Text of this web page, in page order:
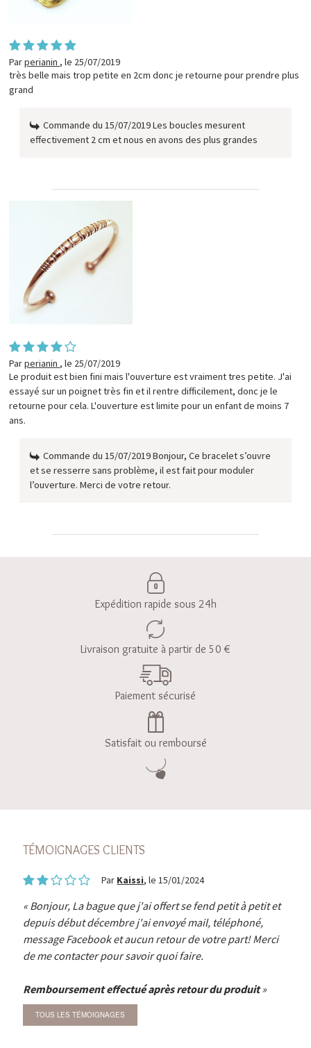
Parperianin ,le 25/07/2019
très belle mais trop petite en 2cm donc je retourne pour prendre plus
grand
Commande du 15/07/2019 Les boucles mesurent
effectivement 2 cm et nous en avons des plus grandes
Parperianin ,le 25/07/2019
Le produit est bien fini mais l'ouverture est vraiment tres petite. J'ai
essayé sur un poignet très fin et il rentre difficilement, donc je le
retourne pour cela. L'ouverture est limite pour un enfant de moins 7
ans.
Commande du 15/07/2019 Bonjour, Ce bracelet s’ouvre
et se resserre sans problème, il est fait pour moduler
l’ouverture. Merci de votre retour.
Expédition rapide sous 24h
Livraison gratuite à partir de 50 €
Paiement sécurisé
Satisfait ou remboursé
TÉMOIGNAGES CLIENTS
Par Kaissi, le 15/01/2024
Bonjour, La bague que j'ai offert se fend petit à petit et
depuis début décembre j'ai envoyé mail, téléphoné,
message Facebook et aucun retour de votre part! Merci
de me contacter pour savoir quoi faire.
Remboursement effectué après retour du produit
TOUS LES TÉMOIGNAGES